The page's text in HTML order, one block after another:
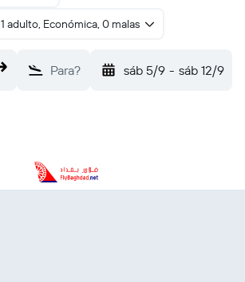
1 adulto, Económica, 0 malas
Para? sáb 5/9 - sáb 12/9